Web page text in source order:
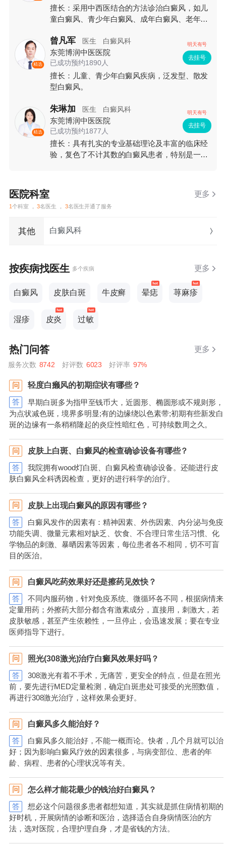
擅长：采用中西医结合的方法诊治白癜风，如儿
童白癜风、青少年白癜风、成年白癜风、老年白
病与中医辨证有机结合，注重整体和局部的全面
治疗。
精选
曾凡军 医生 白癜风科
东莞博润中医医院
已成功预约1890人
明天有号
去挂号
擅长：儿童、青少年白癜风疾病，泛发型、散发
型白癜风。
精选
朱琳加 医生 白癜风科
东莞博润中医医院
已成功预约1877人
明天有号
去挂号
擅长：具有扎实的专业基础理论及丰富的临床经
验，复色了不计其数的白癜风患者，特别是一些
医院科室 更多
1 个科室 ，3名医生 ， 3名医生开通了服务
其他 白癜风科
按疾病找医生 多个疾病 更多
白癜风 皮肤白斑 牛皮癣 晕痣 荨麻疹
湿疹 皮炎 过敏
热门问答 更多
服务次数 8742 好评数 6023 好评率 97%
问 轻度白癞风的初期症状有哪些？
答
早期白斑多为指甲至钱币大，近圆形、椭圆形或不规则形，
为点状减色斑，境界多明显;有的边缘绕以色素带;初期有些新发白
斑的边缘有一条稍稍隆起的炎症性暗红色，可持续数周之久。
问 皮肤上白斑、白癜风的检查确诊设备有哪些？
答
我院拥有wood灯白斑、白癜风检查确诊设备。还能进行皮
肤白癜风全科诱因检查，更好的进行科学的治疗。
问 皮肤上出现白癜风的原因有哪些？
答
白癜风发作的因素有：精神因素、外伤因素、内分泌与免疫
功能失调、微量元素相对缺乏、饮食、不合理日常生活习惯、化
学物品的刺激、暴晒因素等因素，每位患者各不相同，切不可盲
目的医治。
问 白癜风吃药效果好还是擦药见效快？
答
不同内服药物，针对免疫系统、微循环各不同，根据病情来
定量用药；外擦药大部分都含有激素成分，直接用，刺激大，若
皮肤敏感，甚至产生依赖性，一旦停止，会迅速发展；要在专业
医师指导下进行。
问 照光(308激光)治疗白癜风效果好吗？
答
308激光有着不手术，无痛苦，更安全的特点，但是在照光
前，要先进行MED定量检测，确定白斑患处可接受的光照数值，
再进行308激光治疗，这样效果会更好。
问 白癜风多久能治好？
答
白癜风多久能治好，不能一概而论。快者，几个月就可以治
好；因为影响白癜风疗效的因素很多，与病变部位、患者的年
龄、病程、患者的心理状况等有关。
问 怎么样才能花最少的钱治好白癜风？
答
想必这个问题很多患者都想知道，其实就是抓住病情初期的
好时机，开展病情的诊断和医治，选择适合自身病情医治的方
法，选对医院，合理护理自身，才是省钱的方法。